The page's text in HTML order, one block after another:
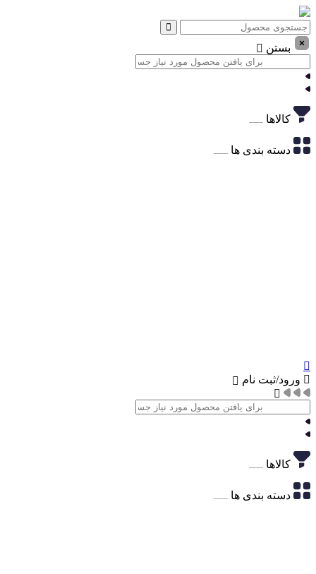
بستن
کالاها
دسته بندی ها
ورود/ثبت نام
کالاها
دسته بندی ها